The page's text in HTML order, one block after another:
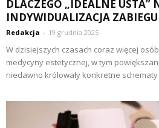
DLACZEGO „IDEALNE USTA”
INDYWIDUALIZACJA
Redakcja - 19 grudnia 2025
W dzisiejszych czasach coraz więcej
medycyny estetycznej, w tym
niedawno królowały konkretne schematy